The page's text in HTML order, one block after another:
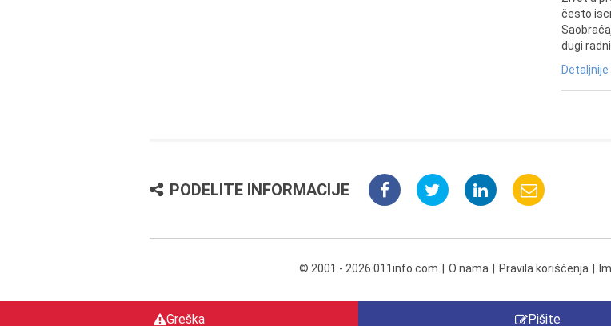
često
dugi
Detaljnije
PODELITE INFORMACIJE
Greška Pišite
© 2001 - 2026 011info.com O nama Pravila korišćenja